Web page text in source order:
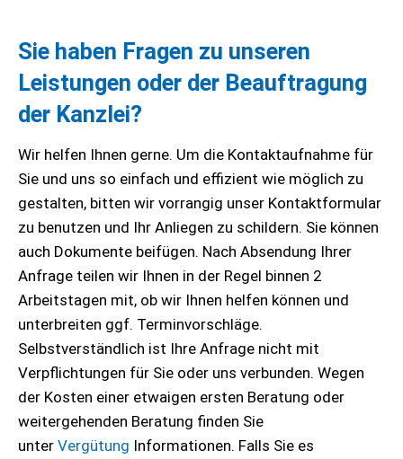
Sie haben Fragen zu unseren
Leistungen oder der Beauftragung
der Kanzlei?
Wir helfen Ihnen gerne. Um die Kontaktaufnahme für
Sie und uns so einfach und effizient wie möglich zu
gestalten, bitten wir vorrangig unser Kontaktformular
zu benutzen und Ihr Anliegen zu schildern. Sie können
auch Dokumente beifügen. Nach Absendung Ihrer
Anfrage teilen wir Ihnen in der Regel binnen 2
Arbeitstagen mit, ob wir Ihnen helfen können und
unterbreiten ggf. Terminvorschläge.
Selbstverständlich ist Ihre Anfrage nicht mit
Verpflichtungen für Sie oder uns verbunden. Wegen
der Kosten einer etwaigen ersten Beratung oder
weitergehenden Beratung finden Sie
unter Vergütung Informationen. Falls Sie es